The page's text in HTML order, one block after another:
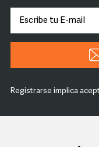
Registrarse implica